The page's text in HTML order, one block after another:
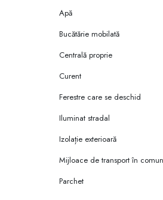
Apă
Bucătărie mobilată
Centrală proprie
Curent
Ferestre care se deschid
Iluminat stradal
Izolație exterioară
Mijloace de transport în comun
Parchet